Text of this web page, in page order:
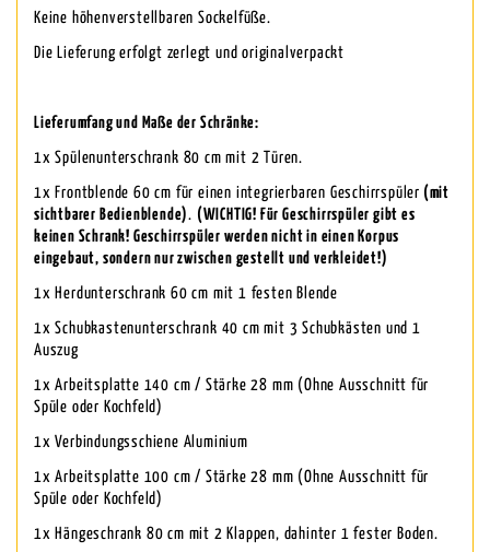
Keine höhenverstellbaren Sockelfüße.
Die Lieferung erfolgt zerlegt und originalverpackt
Lieferumfang und Maße der Schränke:
1x Spülenunterschrank 80 cm mit 2 Türen.
1x Frontblende 60 cm für einen integrierbaren Geschirrspüler (mit
sichtbarer Bedienblende). (WICHTIG! Für Geschirrspüler gibt es
keinen Schrank! Geschirrspüler werden nicht in einen Korpus
eingebaut, sondern nur zwischen gestellt und verkleidet!)
1x Herdunterschrank 60 cm mit 1 festen Blende
1x Schubkastenunterschrank 40 cm mit 3 Schubkästen und 1
Auszug
1x Arbeitsplatte 140 cm / Stärke 28 mm (Ohne Ausschnitt für
Spüle oder Kochfeld)
1x Verbindungsschiene Aluminium
1x Arbeitsplatte 100 cm / Stärke 28 mm (Ohne Ausschnitt für
Spüle oder Kochfeld)
1x Hängeschrank 80 cm mit 2 Klappen, dahinter 1 fester Boden.